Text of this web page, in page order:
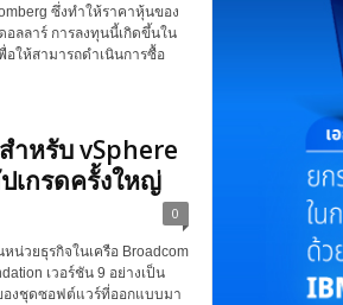
ซึ่งทำให้ราคาหุ้นของ
อลลาร์ การลงทุนนี้เกิดขึ้นใน
อให้สามารถดำเนินการซื้อ
ำหรับ vSphere
เกรดครั้งใหญ่
0
น่วยธุรกิจในเครือ Broadcom
เวอร์ชัน 9 อย่างเป็น
องชุดซอฟต์แวร์ที่ออกแบบมา